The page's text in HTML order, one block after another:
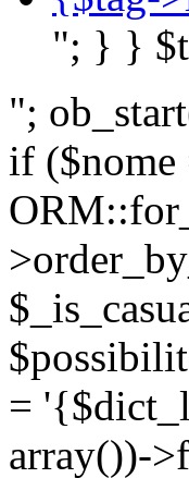
"; } }
";
if ($nome
=
array())-